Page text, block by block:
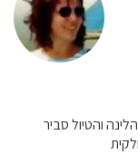
והטיול סביר